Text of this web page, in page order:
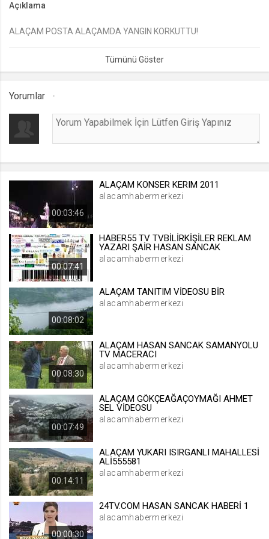
.web.tv
Seçilen dil tercihini tutmak
.web.tv
[hash]
.web.tv
Site içeriği önerme
voteLike*
.web.tv
1 ay
.web.tv
İsimsiz ziyaretçi için site içeriği
Açıklama
ALAÇAM POSTA ALAÇAMDA YANGIN KORKUTTU!
Yorumlar
00:03:46
ALAÇAM KONSER KERIM 2011
alacamhabermerkezi
00:07:41
HABER55 TV TVBİLİRKİŞİLER REKLAM
YAZARI ŞAİR HASAN SANCAK
alacamhabermerkezi
00:08:02
ALAÇAM TANITIM VİDEOSU BİR
alacamhabermerkezi
00:08:30
ALAÇAM HASAN SANCAK SAMANYOLU
TV MACERACI
alacamhabermerkezi
00:07:49
ALAÇAM GÖKÇEAĞAÇOYMAĞI AHMET
SEL VİDEOSU
alacamhabermerkezi
00:14:11
ALAÇAM YUKARI ISIRGANLI MAHALLESİ
ALİ555581
alacamhabermerkezi
00:00:30
24TV.COM HASAN SANCAK HABERİ 1
alacamhabermerkezi